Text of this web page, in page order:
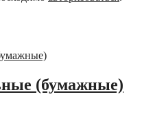
(бумажные)